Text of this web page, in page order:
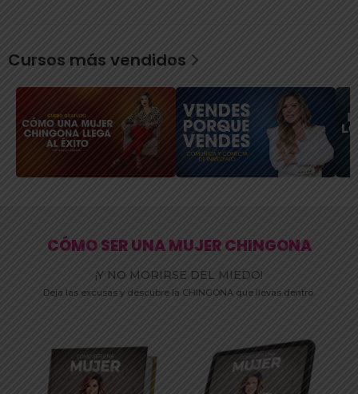
Cursos más vendidos
CÓMO SER UNA MUJER CHINGONA
¡Y NO MORIRSE DEL MIEDO!
Deja las excusas y descubre la CHINGONA que llevas dentro.